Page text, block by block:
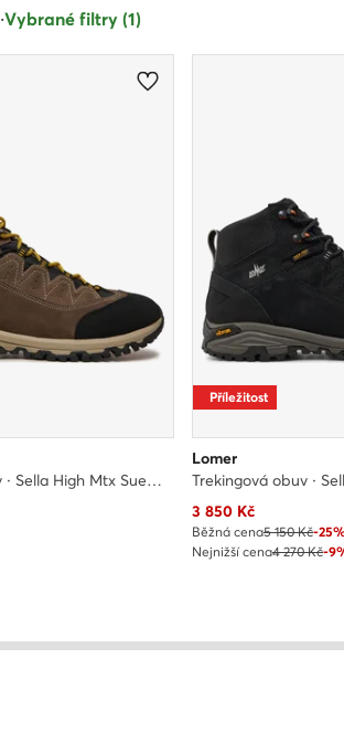
·Vybrané filtry (1)
Trekingová obuv · Sella High Mtx Suede 30047/A · Šedá
Příležitost
Lomer
Aktuální cena
3 850Kč
Běžná cena5 150 Kč-
Nejnižší cena4 270 Kč-